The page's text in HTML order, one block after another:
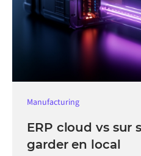
Manufacturing
ERP cloud vs sur
garder en local